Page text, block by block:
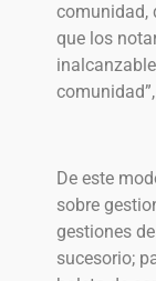
comunidad,
que los
De este
sobre
gestiones
sucesorio;